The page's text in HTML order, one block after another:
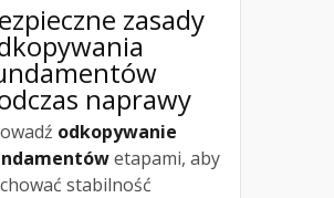
zasady
naprawy
odkopywanie
etapami, aby
stabilność